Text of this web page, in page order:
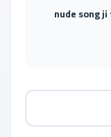
nude song